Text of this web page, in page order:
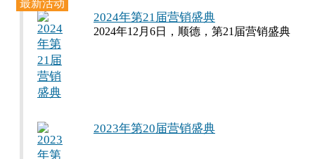
最新活动
2024年第21届营销盛典
2024年12月6日，顺德，第21届营销盛典
2023年第20届营销盛典